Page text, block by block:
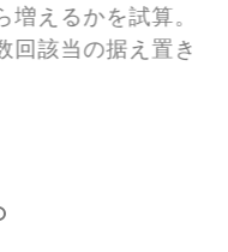
るかを試算。新
当の据え置きも